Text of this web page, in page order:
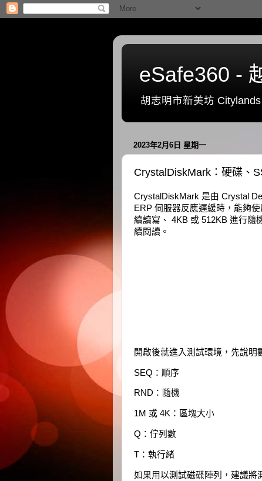
eSafe360 -
胡志明市新美坊
2023年2月6日 星期一
CrystalDiskMark：硬碟、
CrystalDiskMark 是由 Crystal
ERP 伺服器反應遲緩時，能夠
續讀寫、 4KB 或 512KB 進行隨
續閱讀。
開啟後就進入測試環境，先說明
SEQ：順序
RND：隨機
1M 或 4K：區塊大小
Q：佇列數
T：執行緒
如果用以測試磁碟陣列，建議將